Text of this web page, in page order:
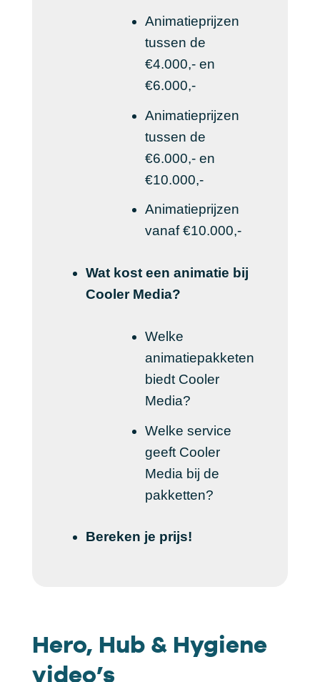
Animatieprijzen
tussen de
€4.000,- en
€6.000,-
Animatieprijzen
tussen de
€6.000,- en
€10.000,-
Animatieprijzen
vanaf €10.000,-
Wat kost een animatie bij
Cooler Media?
Welke
animatiepakketen
biedt Cooler
Media?
Welke service
geeft Cooler
Media bij de
pakketten?
Bereken je prijs!
Hero, Hub & Hygiene
video’s